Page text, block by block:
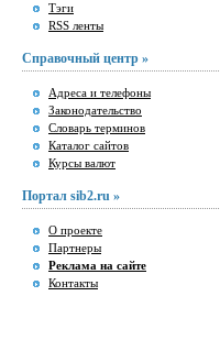
Тэги
RSS ленты
Справочный центр »
Адреса и телефоны
Законодательство
Словарь терминов
Каталог сайтов
Курсы валют
Портал sib2.ru »
О проекте
Партнеры
Реклама на сайте
Контакты